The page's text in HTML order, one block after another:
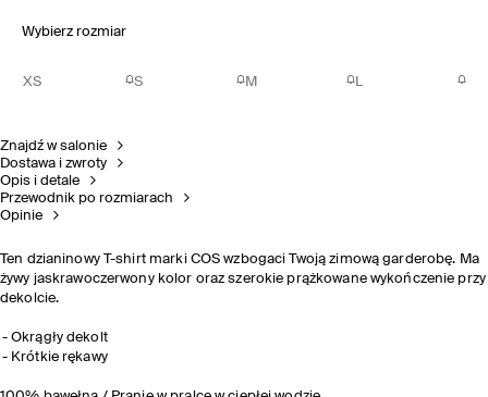
Wybierz rozmiar
XS S M L
Znajdź w salonie
Dostawa i zwroty
Opis i detale
Przewodnik po rozmiarach
Opinie
Ten dzianinowy T-shirt marki COS wzbogaci Twoją zimową garderobę. Ma
żywy jaskrawoczerwony kolor oraz szerokie prążkowane wykończenie przy
dekolcie.
Okrągły dekolt
Krótkie rękawy